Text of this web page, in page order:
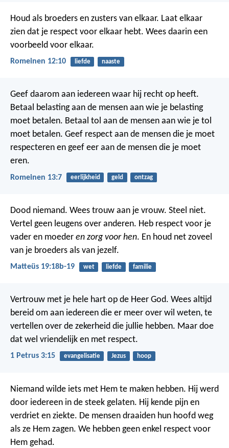
Houd als broeders en zusters van elkaar. Laat elkaar
zien dat je respect voor elkaar hebt. Wees daarin een
voorbeeld voor elkaar.
Romeinen 12:10 liefde naaste
Geef daarom aan iedereen waar hij recht op heeft.
Betaal belasting aan de mensen aan wie je belasting
moet betalen. Betaal tol aan de mensen aan wie je tol
moet betalen. Geef respect aan de mensen die je moet
respecteren en geef eer aan de mensen die je moet
eren.
Romeinen 13:7 eerlijkheid geld ontzag
Dood niemand. Wees trouw aan je vrouw. Steel niet.
Vertel geen leugens over anderen. Heb respect voor je
vader en moeder en zorg voor hen. En houd net zoveel
van je broeders als van jezelf.
Matteüs 19:18b-19 wet liefde familie
Vertrouw met je hele hart op de Heer God. Wees altijd
bereid om aan iedereen die er meer over wil weten, te
vertellen over de zekerheid die jullie hebben. Maar doe
dat wel vriendelijk en met respect.
1 Petrus 3:15 evangelisatie Jezus hoop
Niemand wilde iets met Hem te maken hebben. Hij werd
door iedereen in de steek gelaten. Hij kende pijn en
verdriet en ziekte. De mensen draaiden hun hoofd weg
als ze Hem zagen. We hebben geen enkel respect voor
Hem gehad.